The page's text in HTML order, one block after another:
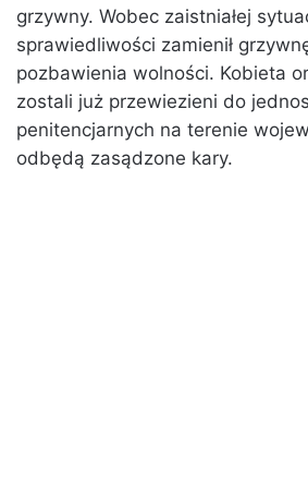
grzywny. Wobec zaistniałej
sprawiedliwości zamienił
pozbawienia wolności. Kobieta
zostali już przewiezieni do
penitencjarnych na terenie
odbędą zasądzone kary.